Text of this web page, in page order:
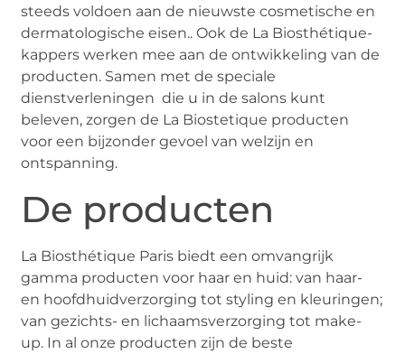
steeds voldoen aan de nieuwste cosmetische en
dermatologische eisen.. Ook de La Biosthétique-
kappers werken mee aan de ontwikkeling van de
producten. Samen met de speciale
dienstverleningen die u in de salons kunt
beleven, zorgen de La Biostetique producten
voor een bijzonder gevoel van welzijn en
ontspanning.
De producten
La Biosthétique Paris biedt een omvangrijk
gamma producten voor haar en huid: van haar-
en hoofdhuidverzorging tot styling en kleuringen;
van gezichts- en lichaamsverzorging tot make-
up. In al onze producten zijn de beste